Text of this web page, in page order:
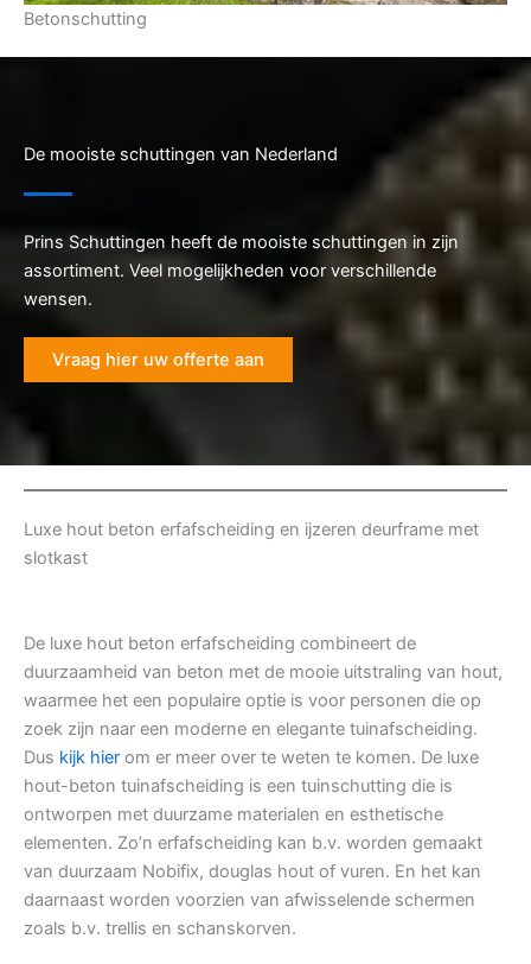
Betonschutting
De mooiste schuttingen van Nederland
Prins Schuttingen heeft de mooiste schuttingen in zijn
assortiment. Veel mogelijkheden voor verschillende
wensen.
Vraag hier uw offerte aan
Luxe hout beton erfafscheiding en ijzeren deurframe met
slotkast
De luxe hout beton erfafscheiding combineert de
duurzaamheid van beton met de mooie uitstraling van hout,
waarmee het een populaire optie is voor personen die op
zoek zijn naar een moderne en elegante tuinafscheiding.
Dus kijk hier om er meer over te weten te komen. De luxe
hout-beton tuinafscheiding is een tuinschutting die is
ontworpen met duurzame materialen en esthetische
elementen. Zo’n erfafscheiding kan b.v. worden gemaakt
van duurzaam Nobifix, douglas hout of vuren. En het kan
daarnaast worden voorzien van afwisselende schermen
zoals b.v. trellis en schanskorven.